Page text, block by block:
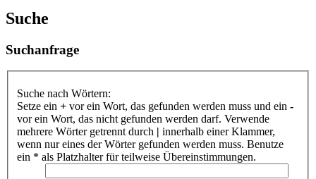
Suche
Suchanfrage
Suche nach Wörtern:
Setze ein + vor ein Wort, das gefunden werden muss und ein -
vor ein Wort, das nicht gefunden werden darf. Verwende
mehrere Wörter getrennt durch | innerhalb einer Klammer,
wenn nur eines der Wörter gefunden werden muss. Benutze
ein * als Platzhalter für teilweise Übereinstimmungen.